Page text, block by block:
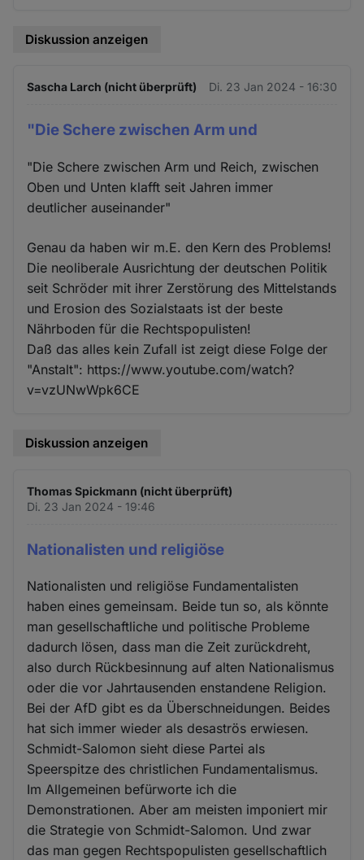
Diskussion anzeigen
Sascha Larch (nicht überprüft) Di. 23 Jan 2024 - 16:30
"Die Schere zwischen Arm und
"Die Schere zwischen Arm und Reich, zwischen
Oben und Unten klafft seit Jahren immer
deutlicher auseinander"
Genau da haben wir m.E. den Kern des Problems!
Die neoliberale Ausrichtung der deutschen Politik
seit Schröder mit ihrer Zerstörung des Mittelstands
und Erosion des Sozialstaats ist der beste
Nährboden für die Rechtspopulisten!
Daß das alles kein Zufall ist zeigt diese Folge der
"Anstalt": https://www.youtube.com/watch?
v=vzUNwWpk6CE
Diskussion anzeigen
Thomas Spickmann (nicht überprüft)
Di. 23 Jan 2024 - 19:46
Nationalisten und religiöse
Nationalisten und religiöse Fundamentalisten
haben eines gemeinsam. Beide tun so, als könnte
man gesellschaftliche und politische Probleme
dadurch lösen, dass man die Zeit zurückdreht,
also durch Rückbesinnung auf alten Nationalismus
oder die vor Jahrtausenden enstandene Religion.
Bei der AfD gibt es da Überschneidungen. Beides
hat sich immer wieder als desaströs erwiesen.
Schmidt-Salomon sieht diese Partei als
Speerspitze des christlichen Fundamentalismus.
Im Allgemeinen befürworte ich die
Demonstrationen. Aber am meisten imponiert mir
die Strategie von Schmidt-Salomon. Und zwar
das man gegen Rechtspopulisten gesellschaftlich